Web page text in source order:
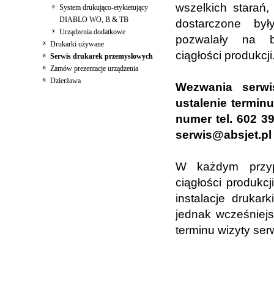
System drukująco-etykietujący
DIABLO WO, B & TB
Urządzenia dodatkowe
Drukarki używane
Serwis drukarek przemysłowych
Zamów prezentacje urządzenia
Dzierżawa
wszelkich
dostarczone
pozwalały na
ciągłości
Wezwania
ustalenie
numer tel. 602
serwis@absjet.pl
W każdym
ciągłości
instalacje
jednak
terminu wizyty